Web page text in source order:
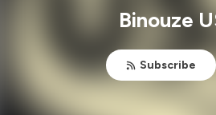
Binouze
Subscribe